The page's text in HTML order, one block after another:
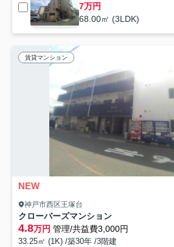
7万円
68.00㎡ (3LDK)
賃貸マンション
NEW
神戸市西区王塚台
クローバーズマンション
4.8万円 管理/共益費3,000円
33.25㎡ (1K) /築30年 /3階建